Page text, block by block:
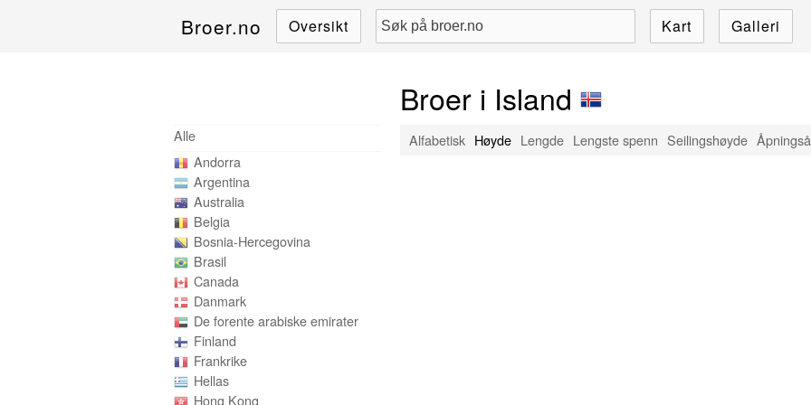
Broer.no Oversikt Kart Galleri
Alle
Andorra
Argentina
Australia
Belgia
Bosnia-Hercegovina
Brasil
Canada
Danmark
De forente arabiske emirater
Finland
Frankrike
Hellas
Hong Kong
Broer i Island
Alfabetisk Høyde Lengde Lengste spenn Seilingshøyde